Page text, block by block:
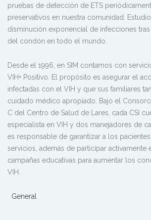
pruebas de detección de ETS
preservativos en nuestra comunidad.
disminución exponencial de infecciones
del condón en todo el mundo.
Desde el 1996, en SIM contamos con
VIH+ Positivo. El propósito es asegurar el
infectadas con el VIH y que sus familiares
cuidado médico apropiado. Bajo el
C del Centro de Salud de Lares, cada CSI
especialista en VIH y dos manejadores de
es responsable de garantizar a los
servicios, además de participar activamente
campañas educativas para aumentar los
VIH.
General